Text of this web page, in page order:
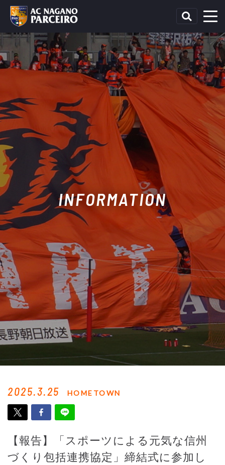
INFORMATION
2025.3.25 HOMETOWN
【報告】「スポーツによる元気な信州
づくり包括連携協定」締結式に参加し